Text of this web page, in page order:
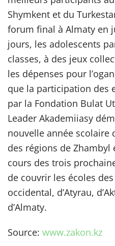
Shymkent et du
forum final à Almaty en
jours, les adolescents
classes, à des jeux
les dépenses pour
que la participation des
par la Fondation Bulat
Leader Akademiiasy
nouvelle année scolaire
des régions de Zhambyl
cours des trois
de couvrir les écoles
occidental, d’Atyrau,
d’Almaty.
Source: www.zakon.kz